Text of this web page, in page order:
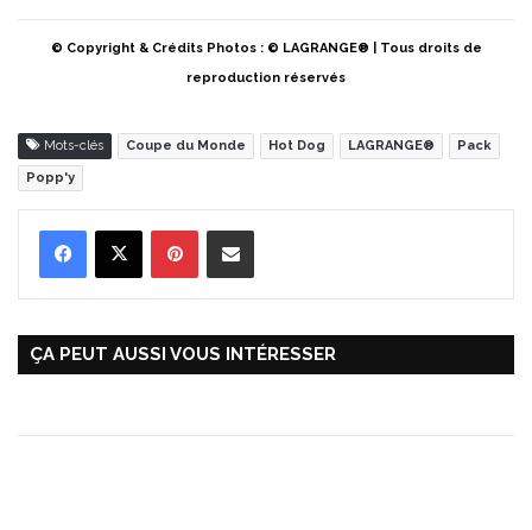
© Copyright & Crédits Photos : © LAGRANGE® | Tous droits de
reproduction réservés
Mots-clés Coupe du Monde Hot Dog LAGRANGE® Pack
Popp'y
ÇA PEUT AUSSI VOUS INTÉRESSER